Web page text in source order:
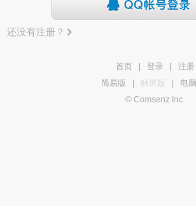
还没有注册？
首页 登录
注册
简易版
触屏版 电
© Comsenz Inc.